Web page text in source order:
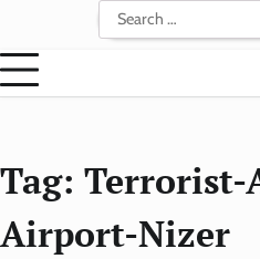
Search
for:
Tag: Terrorist-
Airport-Nizer